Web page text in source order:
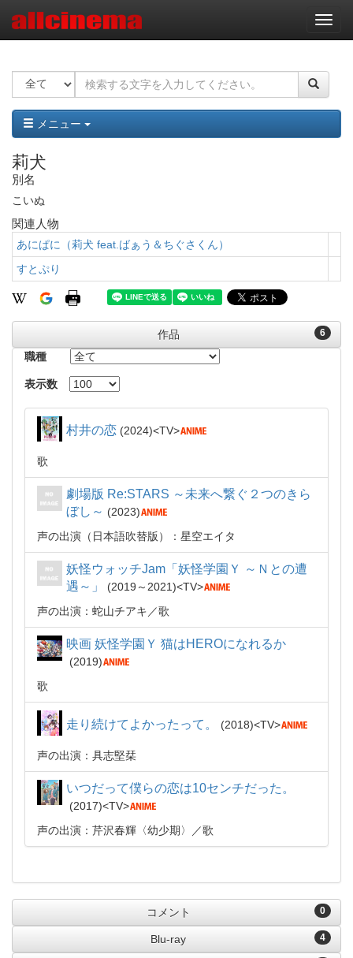
ナ
ビ
ー
ョ
ン
メニュー
莉犬
別名
こいぬ
関連人物
あにぱに（莉犬 feat.ばぁう＆ちぐさくん）
すとぷり
6
作品
職種
表示数
村井の恋 2024 TV
歌
劇場版 Re:STARS ～未来へ繋ぐ２つのきら
ぼし～
2023
声の出演（日本語吹替版）：星空エイタ
妖怪ウォッチJam「妖怪学園Ｙ ～Ｎとの遭
遇～」
2019～2021
TV
声の出演：蛇山チアキ
歌
映画 妖怪学園Ｙ 猫はHEROになれるか
2019
歌
走り続けてよかったって。 2018 TV
声の出演：具志堅栞
いつだって僕らの恋は10センチだった。
2017
TV
声の出演：芹沢春輝〈幼少期〉
歌
0
コメント
4
Blu-ray